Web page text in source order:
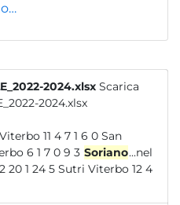
2024.xlsx Scarica
2024.xlsx
11 4 7 1 6 0 San
6 1 7 0 9 3 Soriano...nel
Sutri Viterbo 12 4